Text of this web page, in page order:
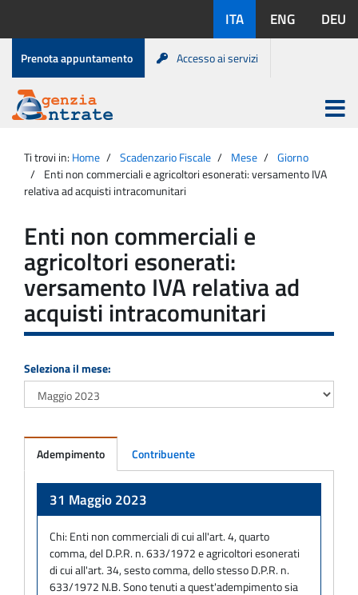
contenuto
disponibili:
ITA ENG DEU
Menu
di
servizio
Prenota appuntamento Accesso ai servizi
Agenzia
Entrate
Apri
menu
principale
Ti trovi in: Home Scadenzario Fiscale Mese
Giorno
Enti non commerciali e agricoltori esonerati: versamento IVA
relativa ad acquisti intracomunitari
Enti non commerciali e
agricoltori esonerati:
versamento IVA relativa ad
acquisti intracomunitari
Seleziona il mese:
Adempimento Contribuente
31 Maggio 2023
Chi: Enti non commerciali di cui all'art. 4, quarto
comma, del D.P.R. n. 633/1972 e agricoltori esonerati
di cui all'art. 34, sesto comma, dello stesso D.P.R. n.
633/1972 N.B. Sono tenuti a quest'adempimento sia